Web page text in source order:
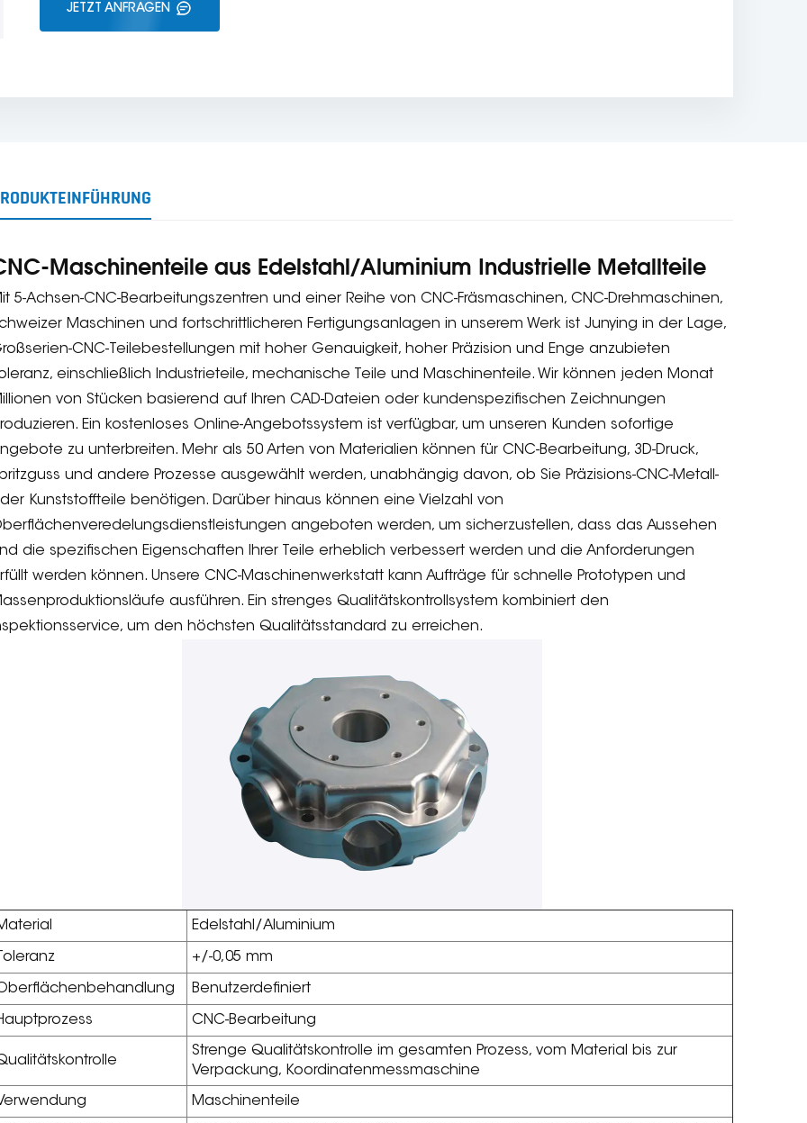
JETZT ANFRAGEN
Maschinenteile aus Edelstahl/Aluminium Industrielle Metallteile
5-Achsen-CNC-Bearbeitungszentren und einer Reihe von CNC-Fräsmaschinen, CNC-Drehmaschinen,
Maschinen und fortschrittlicheren Fertigungsanlagen in unserem Werk ist Junying in der Lage,
CNC-Teilebestellungen mit hoher Genauigkeit, hoher Präzision und Enge anzubieten
einschließlich Industrieteile, mechanische Teile und Maschinenteile. Wir können jeden Monat
von Stücken basierend auf Ihren CAD-Dateien oder kundenspezifischen Zeichnungen
Ein kostenloses Online-Angebotssystem ist verfügbar, um unseren Kunden sofortige
zu unterbreiten. Mehr als 50 Arten von Materialien können für CNC-Bearbeitung, 3D-Druck,
und andere Prozesse ausgewählt werden, unabhängig davon, ob Sie Präzisions-CNC-Metall-
Kunststoffteile benötigen. Darüber hinaus können eine Vielzahl von
angeboten werden, um sicherzustellen, dass das Aussehen
die spezifischen Eigenschaften Ihrer Teile erheblich verbessert werden und die Anforderungen
werden können. Unsere CNC-Maschinenwerkstatt kann Aufträge für schnelle Prototypen und
ausführen. Ein strenges Qualitätskontrollsystem kombiniert den
um den höchsten Qualitätsstandard zu erreichen.
Edelstahl/Aluminium
Toleranz +/-0,05 mm
Benutzerdefiniert
CNC-Bearbeitung
Strenge Qualitätskontrolle im gesamten Prozess, vom Material bis zur
Verpackung, Koordinatenmessmaschine
Maschinenteile